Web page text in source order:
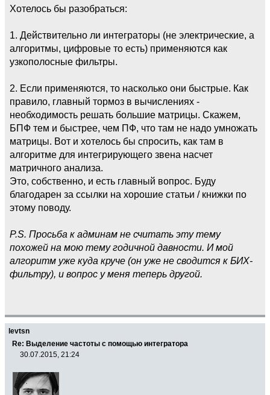
Хотелось бы разобраться:
1. Действительно ли интеграторы (не электрические, а
алгоритмы, цифровые то есть) применяются как
узкополосные фильтры.
2. Если применяются, то насколько они быстрые. Как
правило, главный тормоз в вычислениях -
необходимость решать большие матрицы. Скажем,
БПФ тем и быстрее, чем ПФ, что там не надо умножать
матрицы. Вот и хотелось бы спросить, как там в
алгоритме для интегрирующего звена насчет
матричного анализа.
Это, собственно, и есть главный вопрос. Буду
благодарен за ссылки на хорошие статьи / книжки по
этому поводу.
P.S. Просьба к админам не считать эту тему
похожей на мою тему годичной давности. И мой
алгоритм уже куда круче (он уже не сводится к БИХ-
фильтру), и вопрос у меня теперь другой.
levtsn
Re: Выделение частоты с помощью интегратора
30.07.2015, 21:24